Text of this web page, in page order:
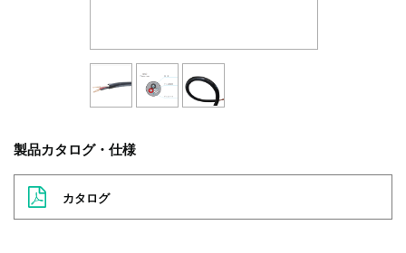
製品カタログ・仕様
カタログ